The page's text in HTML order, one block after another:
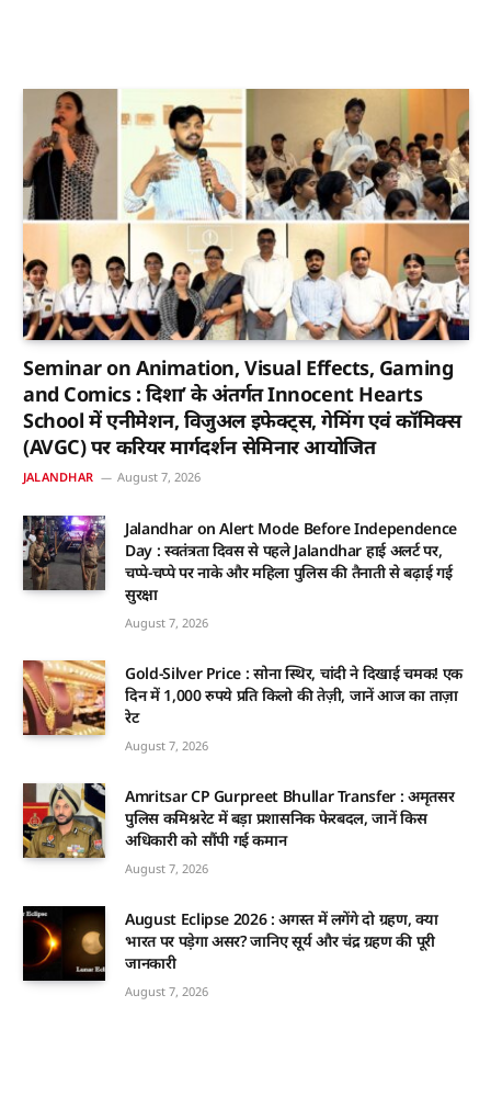
Seminar on Animation, Visual Effects, Gaming
and Comics : दिशा’ के अंतर्गत Innocent Hearts
School में एनीमेशन, विजुअल इफेक्ट्स, गेमिंग एवं कॉमिक्स
(AVGC) पर करियर मार्गदर्शन सेमिनार आयोजित
JALANDHAR August 7, 2026
Jalandhar on Alert Mode Before Independence
Day : स्वतंत्रता दिवस से पहले Jalandhar हाई अलर्ट पर,
चप्पे-चप्पे पर नाके और महिला पुलिस की तैनाती से बढ़ाई गई
सुरक्षा
August 7, 2026
Gold-Silver Price : सोना स्थिर, चांदी ने दिखाई चमक! एक
दिन में 1,000 रुपये प्रति किलो की तेज़ी, जानें आज का ताज़ा
रेट
August 7, 2026
Amritsar CP Gurpreet Bhullar Transfer : अमृतसर
पुलिस कमिश्नरेट में बड़ा प्रशासनिक फेरबदल, जानें किस
अधिकारी को सौंपी गई कमान
August 7, 2026
August Eclipse 2026 : अगस्त में लगेंगे दो ग्रहण, क्या
भारत पर पड़ेगा असर? जानिए सूर्य और चंद्र ग्रहण की पूरी
जानकारी
August 7, 2026